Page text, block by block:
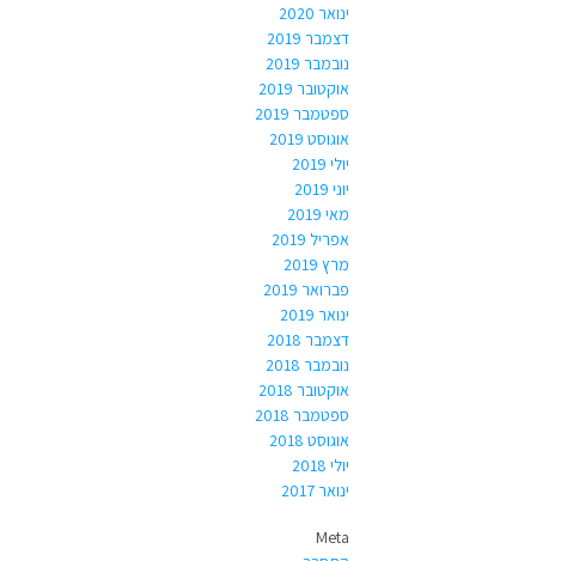
ינואר 2020
דצמבר 2019
נובמבר 2019
אוקטובר 2019
ספטמבר 2019
אוגוסט 2019
יולי 2019
יוני 2019
מאי 2019
אפריל 2019
מרץ 2019
פברואר 2019
ינואר 2019
דצמבר 2018
נובמבר 2018
אוקטובר 2018
ספטמבר 2018
אוגוסט 2018
יולי 2018
ינואר 2017
Meta